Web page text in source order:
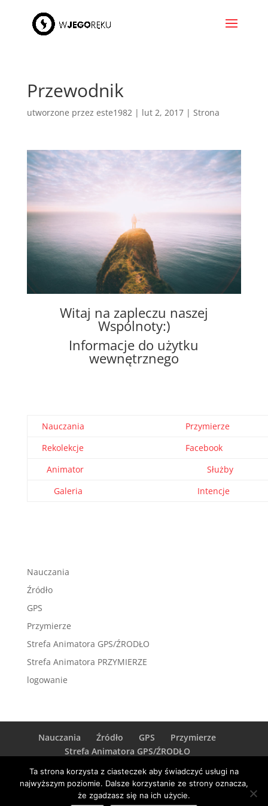
Przewodnik
utworzone przez este1982| lut 2, 2017| Strona
Witaj na zapleczu naszej
Wspólnoty:)
Informacje do użytku
wewnętrznego
Nauczania
Przymierze
Rekolekcje
Facebook
Animator
Służby
Galeria
Intencje
Nauczania
Źródło
GPS
Przymierze
Strefa Animatora GPS/ŹRODŁO
Strefa Animatora PRZYMIERZE
logowanie
Nauczania Źródło GPS
Przymierze
Strefa Animatora GPS/ŹRODŁO
logowanie
Ta strona korzysta z ciasteczek aby świadczyć usługi na
najwyższym poziomie. Dalsze korzystanie ze strony oznacza,
że zgadzasz się na ich użycie.